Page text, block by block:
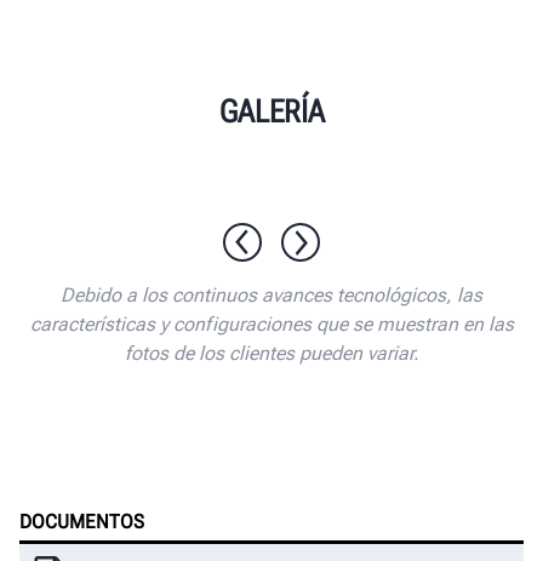
GALERÍA
Debido a los continuos avances tecnológicos, las
características y configuraciones que se muestran en las
fotos de los clientes pueden variar.
DOCUMENTOS